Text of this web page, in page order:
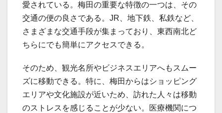
愛されている。梅田の重要な特徴の一つは、その
交通の便の良さである。JR、地下鉄、私鉄など、
さまざまな交通手段が集まっており、東西南北ど
ちらにでも簡単にアクセスできる。
そのため、観光名所やビジネスエリアへもスムー
ズに移動できる。特に、梅田からはショッピング
エリアや文化施設が近いため、訪れた人々は移動
のストレスを感じることが少ない。医療機関につ